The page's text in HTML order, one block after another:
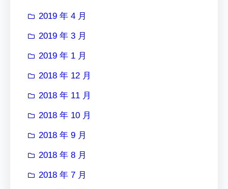
2019 年 4 月
2019 年 3 月
2019 年 1 月
2018 年 12 月
2018 年 11 月
2018 年 10 月
2018 年 9 月
2018 年 8 月
2018 年 7 月